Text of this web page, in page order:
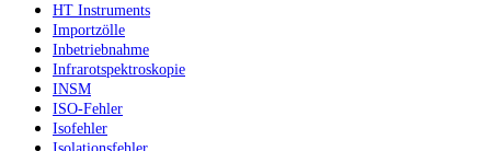
HT Instruments
Importzölle
Inbetriebnahme
Infrarotspektroskopie
INSM
ISO-Fehler
Isofehler